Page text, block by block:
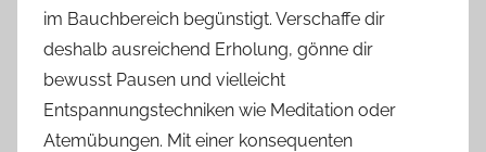
im Bauchbereich begünstigt. Verschaffe dir
deshalb ausreichend Erholung, gönne dir
bewusst Pausen und vielleicht
Entspannungstechniken wie Meditation oder
Atemübungen. Mit einer konsequenten